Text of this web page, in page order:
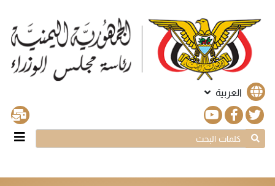
العربية